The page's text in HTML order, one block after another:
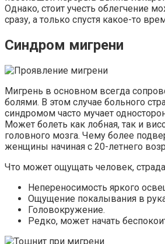
Однако, стоит учесть облегчение
сразу, а только спустя какое-то
Синдром мигрени
Мигрень в основном всегда
болями. В этом случае больного
синдромом часто мучает
Может болеть как лобная, так и
головного мозга. Чему более
женщины начиная с 20-летнего
Что может ощущать человек,
Непереносимость яркого
Ощущение покалывания в
Головокружение.
Редко, может начать